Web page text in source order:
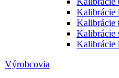
Kalibrácie
Kalibrácie
Kalibrácie
Kalibrácie
Výrobcovia